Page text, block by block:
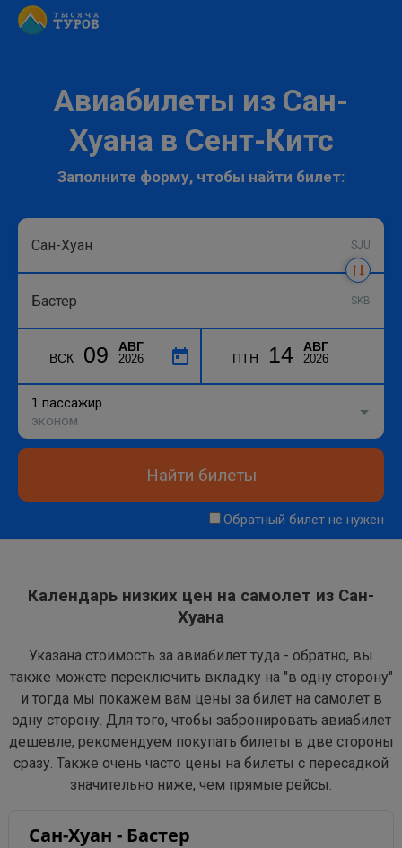
Авиабилеты из Сан-
Хуана в Сент-Китс
Заполните форму, чтобы найти билет:
SJU
SKB
ВСК 09 АВГ
2026 ПТН 14 АВГ
2026
1 пассажир
эконом
Найти билеты
Обратный билет не нужен
Календарь низких цен на самолет из Сан-
Хуана
Указана стоимость за авиабилет туда - обратно, вы
также можете переключить вкладку на "в одну сторону"
и тогда мы покажем вам цены за билет на самолет в
одну сторону. Для того, чтобы забронировать авиабилет
дешевле, рекомендуем покупать билеты в две стороны
сразу. Также очень часто цены на билеты с пересадкой
значительно ниже, чем прямые рейсы.
Сан-Хуан - Бастер